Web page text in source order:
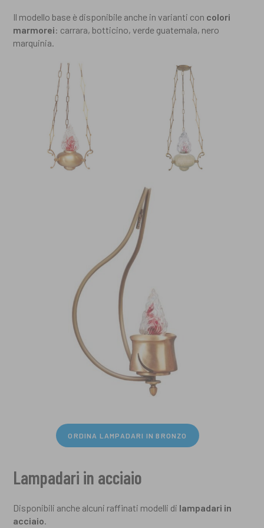
Il modello base è disponibile anche in varianti con colori
marmorei: carrara, botticino, verde guatemala, nero
marquinia.
ORDINA LAMPADARI IN BRONZO
Lampadari in acciaio
Disponibili anche alcuni raffinati modelli di lampadari in
acciaio